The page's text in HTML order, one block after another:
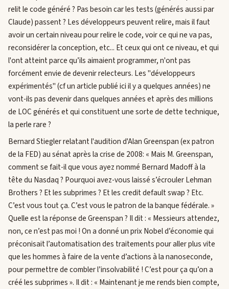
relit le code généré ? Pas besoin car les tests (générés aussi par
Claude) passent ? Les développeurs peuvent relire, mais il faut
avoir un certain niveau pour relire le code, voir ce qui ne va pas,
reconsidérer la conception, etc... Et ceux qui ont ce niveau, et qui
l'ont atteint parce qu’ils aimaient programmer, n'ont pas
forcément envie de devenir relecteurs. Les "développeurs
expérimentés" (cf un article publié ici il y a quelques années) ne
vont-ils pas devenir dans quelques années et après des millions
de LOC générés et qui constituent une sorte de dette technique,
la perle rare ?
Bernard Stiegler relatant l'audition d'Alan Greenspan (ex patron
de la FED) au sénat après la crise de 2008: « Mais M. Greenspan,
comment se fait-il que vous ayez nommé Bernard Madoff à la
tête du Nasdaq ? Pourquoi avez-vous laissé s’écrouler Lehman
Brothers ? Et les subprimes ? Et les credit default swap ? Etc.
C’est vous tout ça. C’est vous le patron de la banque fédérale. »
Quelle est la réponse de Greenspan ? Il dit : « Messieurs attendez,
non, ce n’est pas moi ! On a donné un prix Nobel d’économie qui
préconisait l’automatisation des traitements pour aller plus vite
que les hommes à faire de la vente d’actions à la nanoseconde,
pour permettre de combler l’insolvabilité ! C’est pour ça qu’on a
créé les subprimes ». Il dit : « Maintenant je me rends bien compte,